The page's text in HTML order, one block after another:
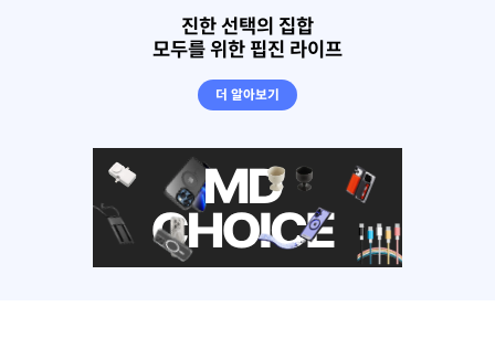
진한 선택의 집합
모두를 위한 핍진 라이프
더 알아보기